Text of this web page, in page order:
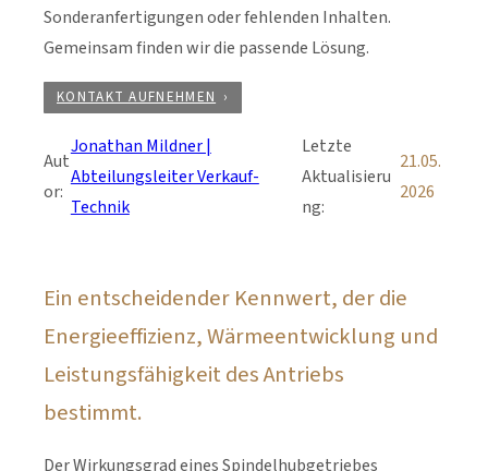
Sonderanfertigungen oder fehlenden Inhalten.
Gemeinsam finden wir die passende Lösung.
KONTAKT AUFNEHMEN
Aut
or:
Jonathan Mildner |
Abteilungsleiter Verkauf-
Technik
Letzte
Aktualisieru
ng:
21.05.
2026
Ein entscheidender Kennwert, der die
Energieeffizienz, Wärmeentwicklung und
Leistungsfähigkeit des Antriebs
bestimmt.
Der Wirkungsgrad eines Spindelhubgetriebes